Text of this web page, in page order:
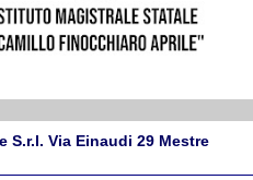
S.r.l. Via Einaudi 29 Mestre